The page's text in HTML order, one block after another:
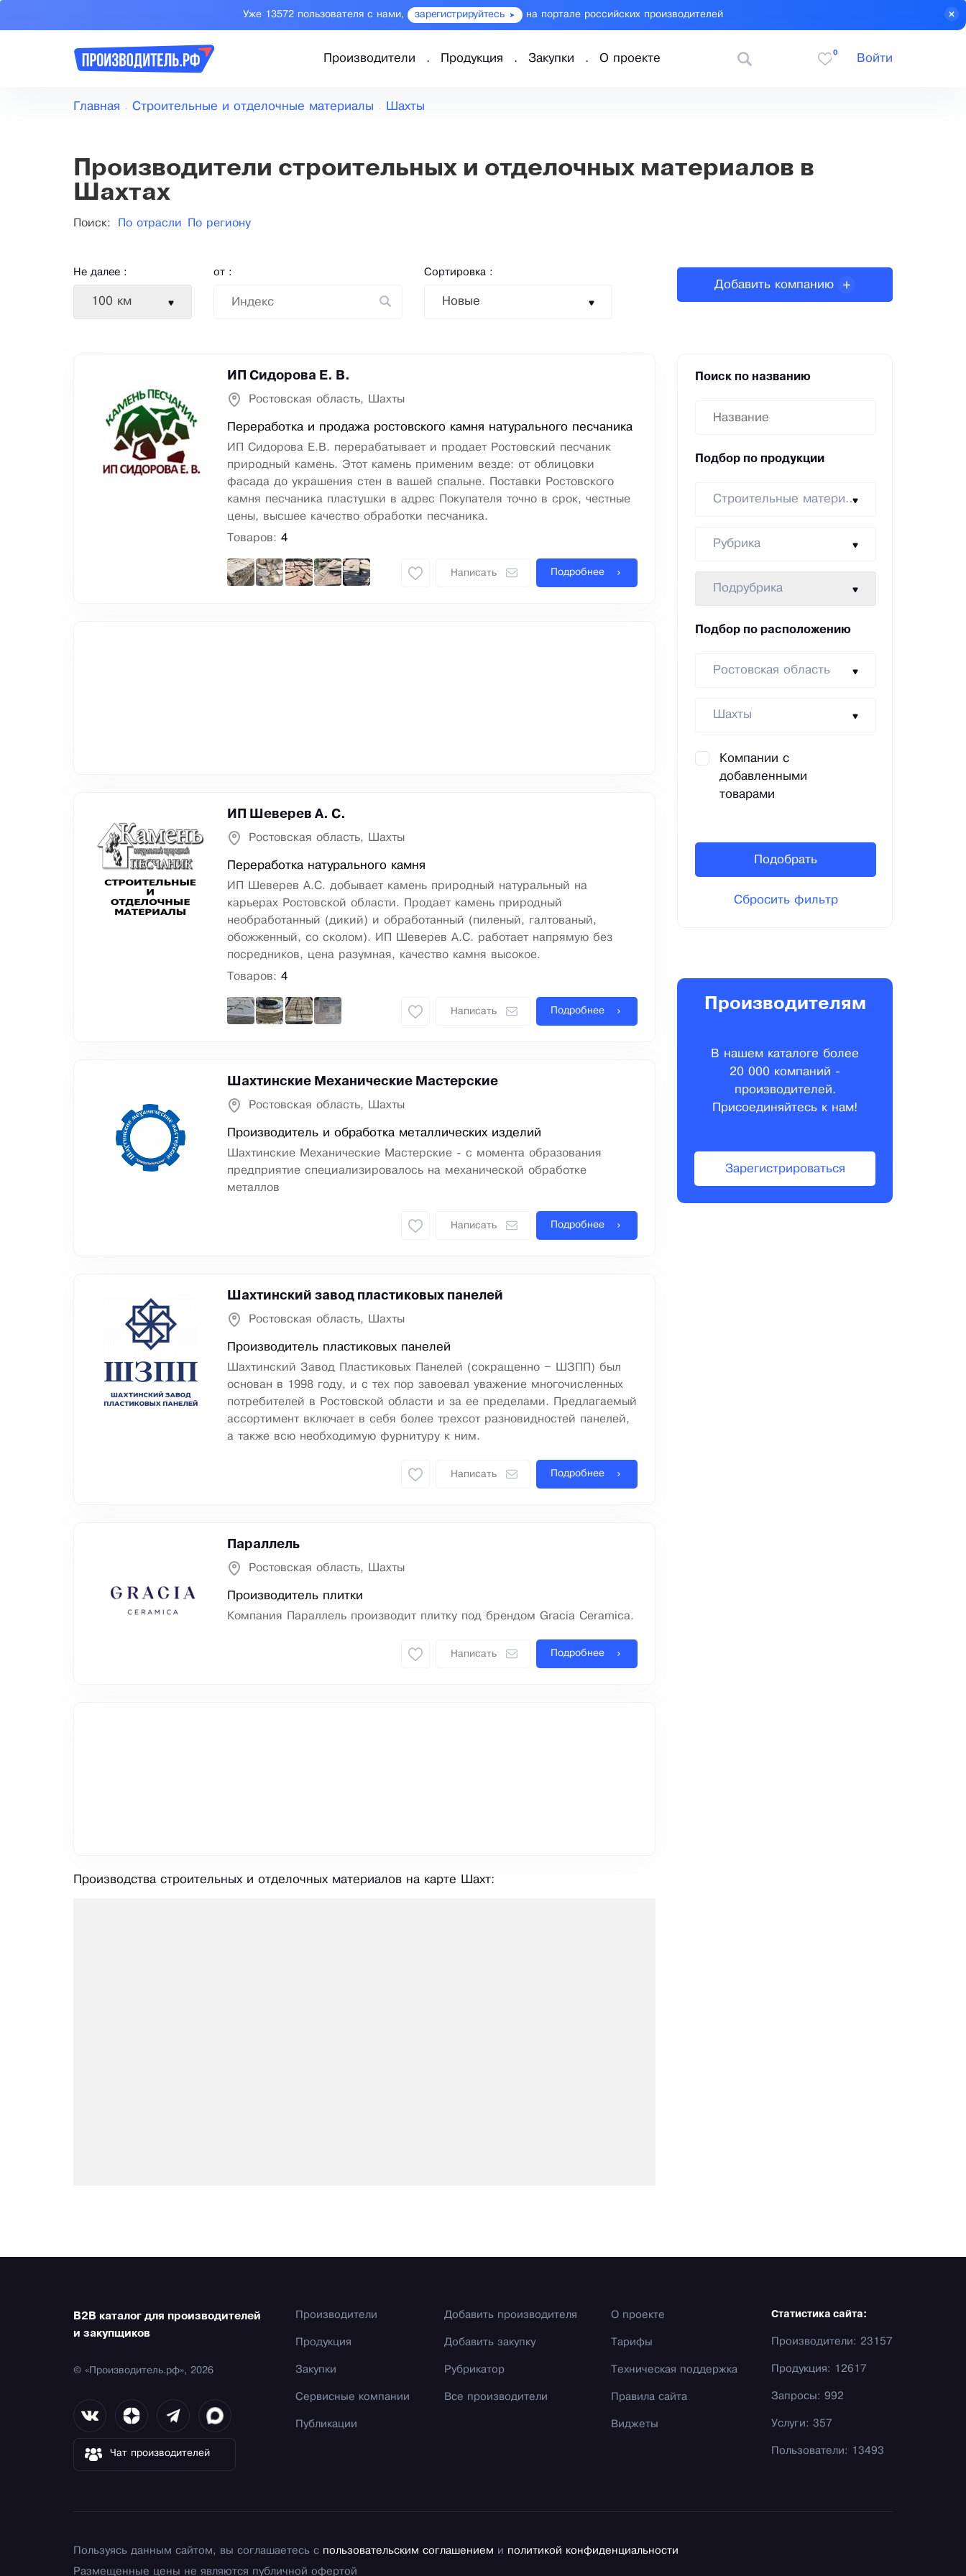
Уже 13572 пользователя с нами, зарегистрируйтесь на портале российских производителей
Производители Продукция Закупки О проекте
0
Войти
Главная Строительные и отделочные материалы Шахты
Производители строительных и отделочных материалов в
Шахтах
Поиск: По отрасли По региону
Не далее :
100 км
от : Сортировка :
Новые
Добавить компанию
ИП Сидорова Е. В.
Ростовская область, Шахты
Переработка и продажа ростовского камня натурального песчаника
ИП Сидорова Е.В. перерабатывает и продает Ростовский песчаник
природный камень. Этот камень применим везде: от облицовки
фасада до украшения стен в вашей спальне. Поставки Ростовского
камня песчаника пластушки в адрес Покупателя точно в срок, честные
цены, высшее качество обработки песчаника.
Товаров: 4
Написать Подробнее
ИП Шеверев А. С.
Ростовская область, Шахты
Переработка натурального камня
ИП Шеверев А.С. добывает камень природный натуральный на
карьерах Ростовской области. Продает камень природный
необработанный (дикий) и обработанный (пиленый, галтованый,
обожженный, со сколом). ИП Шеверев А.С. работает напрямую без
посредников, цена разумная, качество камня высокое.
Товаров: 4
Написать Подробнее
Шахтинские Механические Мастерские
Ростовская область, Шахты
Производитель и обработка металлических изделий
Шахтинские Механические Мастерские - с момента образования
предприятие специализировалось на механической обработке
металлов
Написать Подробнее
Шахтинский завод пластиковых панелей
Ростовская область, Шахты
Производитель пластиковых панелей
Шахтинский Завод Пластиковых Панелей (сокращенно – ШЗПП) был
основан в 1998 году, и с тех пор завоевал уважение многочисленных
потребителей в Ростовской области и за ее пределами. Предлагаемый
ассортимент включает в себя более трехсот разновидностей панелей,
а также всю необходимую фурнитуру к ним.
Написать Подробнее
Параллель
Ростовская область, Шахты
Производитель плитки
Компания Параллель производит плитку под брендом Gracia Ceramica.
Написать Подробнее
Производства строительных и отделочных материалов на карте Шахт:
Поиск по названию
Подбор по продукции
Строительные материалы
Рубрика
Подрубрика
Подбор по расположению
Ростовская область
Шахты
Компании с
добавленными
товарами
Подобрать
Сбросить фильтр
Производителям
В нашем каталоге более
20 000 компаний -
производителей.
Присоединяйтесь к нам!
Зарегистрироваться
B2B каталог для производителей
и закупщиков
© «Производитель.рф», 2026
Чат производителей
Производители
Продукция
Закупки
Сервисные компании
Публикации
Добавить производителя
Добавить закупку
Рубрикатор
Все производители
О проекте
Тарифы
Техническая поддержка
Правила сайта
Виджеты
Статистика сайта:
Производители: 23157
Продукция: 12617
Запросы: 992
Услуги: 357
Пользователи: 13493
Пользуясь данным сайтом, вы соглашаетесь с пользовательским соглашением и политикой конфиденциальности
Размещенные цены не являются публичной офертой